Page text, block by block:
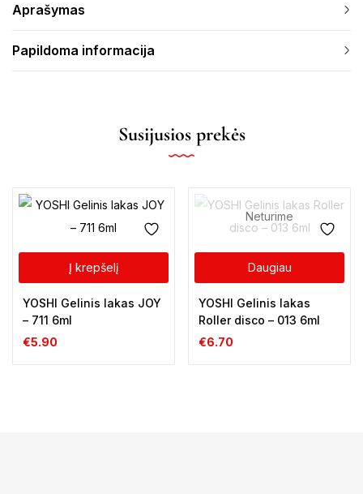
Aprašymas
Papildoma informacija
Susijusios prekės
Į krepšelį
YOSHI Gelinis lakas JOY
– 711 6ml
€5.90
Neturime
Daugiau
YOSHI Gelinis lakas
Roller disco – 013 6ml
€6.70